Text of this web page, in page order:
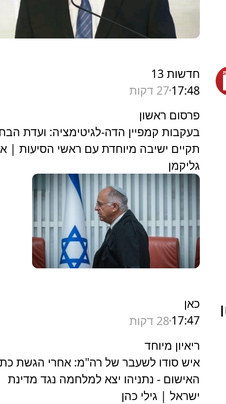
חדשות 13
17:48 27 דקות
פרסום ראשון
בעקבות קמפיין הדה-לגיטימציה: ועדת
תקיים ישיבה מיוחדת עם ראשי הסיעות |
גליקמן
כאן
17:47 28 דקות
ריאיון מיוחד
איש סודו לשעבר של רה"מ: אחרי הגשת
האישום - נתניהו יצא למלחמה נגד מדינת
ישראל | גילי כהן